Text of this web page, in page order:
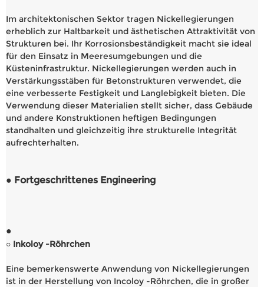
Im architektonischen Sektor tragen Nickellegierungen
erheblich zur Haltbarkeit und ästhetischen Attraktivität von
Strukturen bei. Ihr Korrosionsbeständigkeit macht sie ideal
für den Einsatz in Meeresumgebungen und die
Küsteninfrastruktur. Nickellegierungen werden auch in
Verstärkungsstäben für Betonstrukturen verwendet, die
eine verbesserte Festigkeit und Langlebigkeit bieten. Die
Verwendung dieser Materialien stellt sicher, dass Gebäude
und andere Konstruktionen heftigen Bedingungen
standhalten und gleichzeitig ihre strukturelle Integrität
aufrechterhalten.
● Fortgeschrittenes Engineering
●
○ Inkoloy -Röhrchen
Eine bemerkenswerte Anwendung von Nickellegierungen
ist in der Herstellung von Incoloy -Röhrchen, die in großer